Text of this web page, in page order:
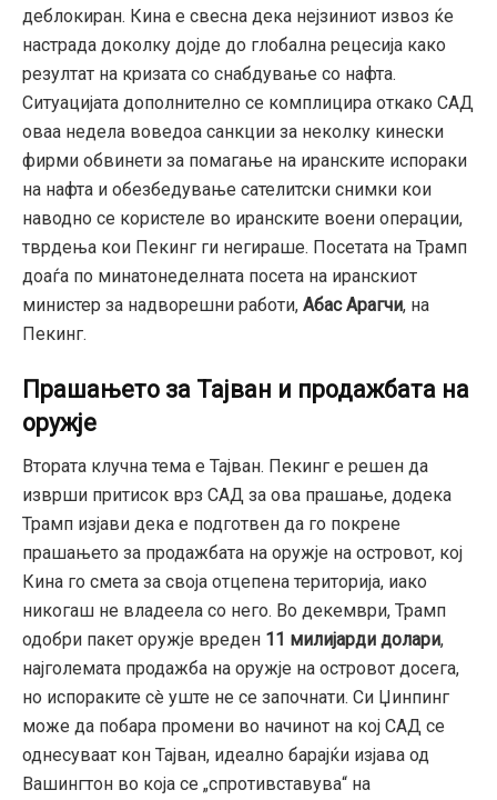
деблокиран. Кина е свесна дека нејзиниот извоз ќе
настрада доколку дојде до глобална рецесија како
резултат на кризата со снабдување со нафта.
Ситуацијата дополнително се комплицира откако САД
оваа недела воведоа санкции за неколку кинески
фирми обвинети за помагање на иранските испораки
на нафта и обезбедување сателитски снимки кои
наводно се користеле во иранските воени операции,
тврдења кои Пекинг ги негираше. Посетата на Трамп
доаѓа по минатонеделната посета на иранскиот
министер за надворешни работи, Абас Арагчи, на
Пекинг.
Прашањето за Тајван и продажбата на
оружје
Втората клучна тема е Тајван. Пекинг е решен да
изврши притисок врз САД за ова прашање, додека
Трамп изјави дека е подготвен да го покрене
прашањето за продажбата на оружје на островот, кој
Кина го смета за своја отцепена територија, иако
никогаш не владеела со него. Во декември, Трамп
одобри пакет оружје вреден 11 милијарди долари,
најголемата продажба на оружје на островот досега,
но испораките сè уште не се започнати. Си Џинпинг
може да побара промени во начинот на кој САД се
однесуваат кон Тајван, идеално барајќи изјава од
Вашингтон во која се „спротивставува“ на